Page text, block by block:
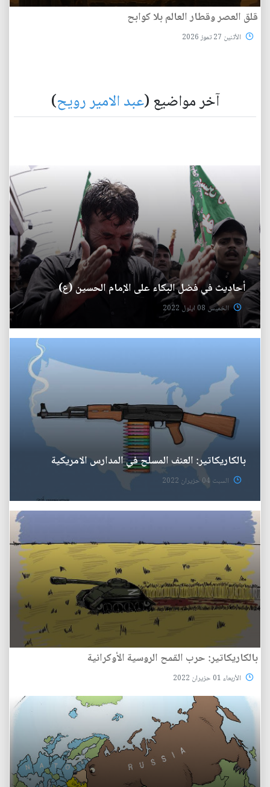
قلق العصر وقطار العالم بلا كوابح
الأثنين 27 تموز 2026
آخر مواضيع (عبد الامير رويح)
أحاديث في فضل البكاء على الإمام الحسين (ع)
الخميس 08 ايلول 2022
بالكاريكاتير: العنف المسلح في المدارس الامريكية
السبت 04 حزيران 2022
بالكاريكاتير: حرب القمح الروسية الأوكرانية
الأربعاء 01 حزيران 2022